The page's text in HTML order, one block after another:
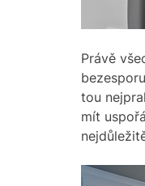
Právě
tou
mít